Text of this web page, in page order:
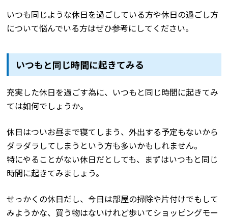
いつも同じような休日を過ごしている方や休日の過ごし方
について悩んでいる方はぜひ参考にしてください。
いつもと同じ時間に起きてみる
充実した休日を過ごす為に、いつもと同じ時間に起きてみ
ては如何でしょうか。
休日はついお昼まで寝てしまう、外出する予定もないから
ダラダラしてしまうという方も多いかもしれません。
特にやることがない休日だとしても、まずはいつもと同じ
時間に起きてみましょう。
せっかくの休日だし、今日は部屋の掃除や片付けでもして
みようかな、買う物はないけれど歩いてショッピングモー